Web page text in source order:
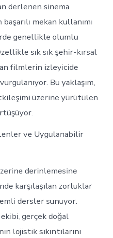
derlenen sinema
mekan kullanımı
genellikle olumlu
sık sık şehir-kırsal
filmlerin izleyicide
Bu yaklaşım,
üzerine yürütülen
ve Uygulanabilir
derinlemesine
karşılaşılan zorluklar
dersler sunuyor.
gerçek doğal
lojistik sıkıntılarını